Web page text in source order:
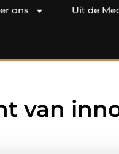
ons Uit de
van